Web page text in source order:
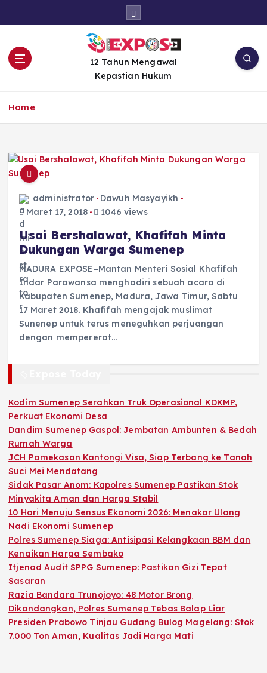
12 Tahun Mengawal
Kepastian Hukum
Home
administrator
Dawuh Masyayikh
Maret 17, 2018
1046 views
Usai Bershalawat, Khafifah Minta
Dukungan Warga Sumenep
MADURA EXPOSE–Mantan Menteri Sosial Khafifah
Indar Parawansa menghadiri sebuah acara di
Kabupaten Sumenep, Madura, Jawa Timur, Sabtu
17 Maret 2018. Khafifah mengajak muslimat
Sunenep untuk terus meneguhkan perjuangan
dengan mempererat…
Kodim Sumenep Serahkan Truk Operasional KDKMP,
Perkuat Ekonomi Desa
Dandim Sumenep Gaspol: Jembatan Ambunten & Bedah
Rumah Warga
JCH Pamekasan Kantongi Visa, Siap Terbang ke Tanah
Suci Mei Mendatang
Sidak Pasar Anom: Kapolres Sumenep Pastikan Stok
Minyakita Aman dan Harga Stabil
10 Hari Menuju Sensus Ekonomi 2026: Menakar Ulang
Nadi Ekonomi Sumenep
Polres Sumenep Siaga: Antisipasi Kelangkaan BBM dan
Kenaikan Harga Sembako
Itjenad Audit SPPG Sumenep: Pastikan Gizi Tepat
Sasaran
Razia Bandara Trunojoyo: 48 Motor Brong
Dikandangkan, Polres Sumenep Tebas Balap Liar
Presiden Prabowo Tinjau Gudang Bulog Magelang: Stok
7.000 Ton Aman, Kualitas Jadi Harga Mati